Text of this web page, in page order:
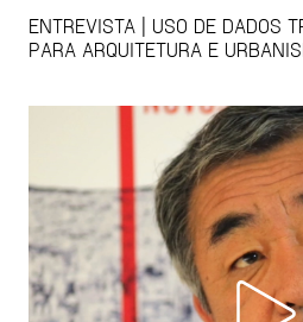
ENTREVISTA | USO DE DADOS
PARA ARQUITETURA E